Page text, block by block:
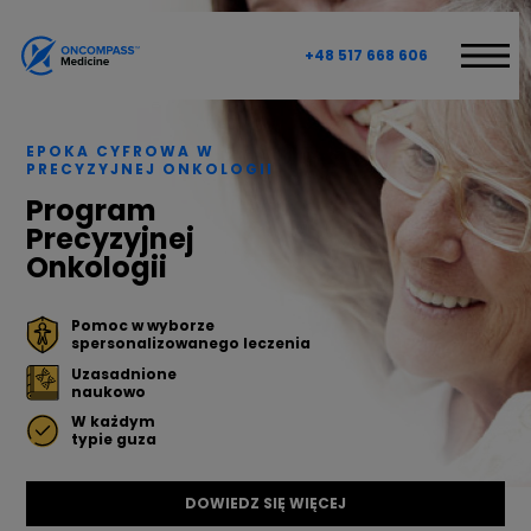
+48 517 668 606
W CZYM MOŻEMY POMÓC?
PROGRAM PRECYZYJNEJ ONKOLOGII
CYFROWE PLANOWANIE TERAPII
DIAGNOSTYKA MOLEKULARNA
DLA PACJENTÓW
O KONSULTACJI
BAZA WIEDZY
WPROWADZENIE O NAS
EPOKA CYFROWA W
PRECYZYJNEJ ONKOLOGII
Program
Precyzyjnej
Onkologii
Pomoc w wyborze
spersonalizowanego leczenia
Uzasadnione
naukowo
W każdym
typie guza
DOWIEDZ SIĘ WIĘCEJ